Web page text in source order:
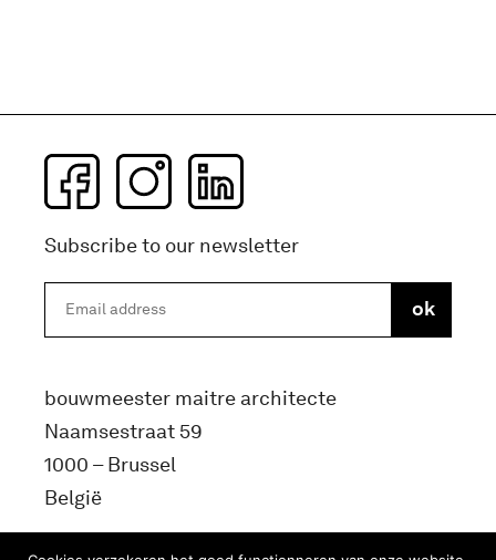
Subscribe to our newsletter
bouwmeester maitre architecte
Naamsestraat 59
1000 – Brussel
België
info@bma.brussels